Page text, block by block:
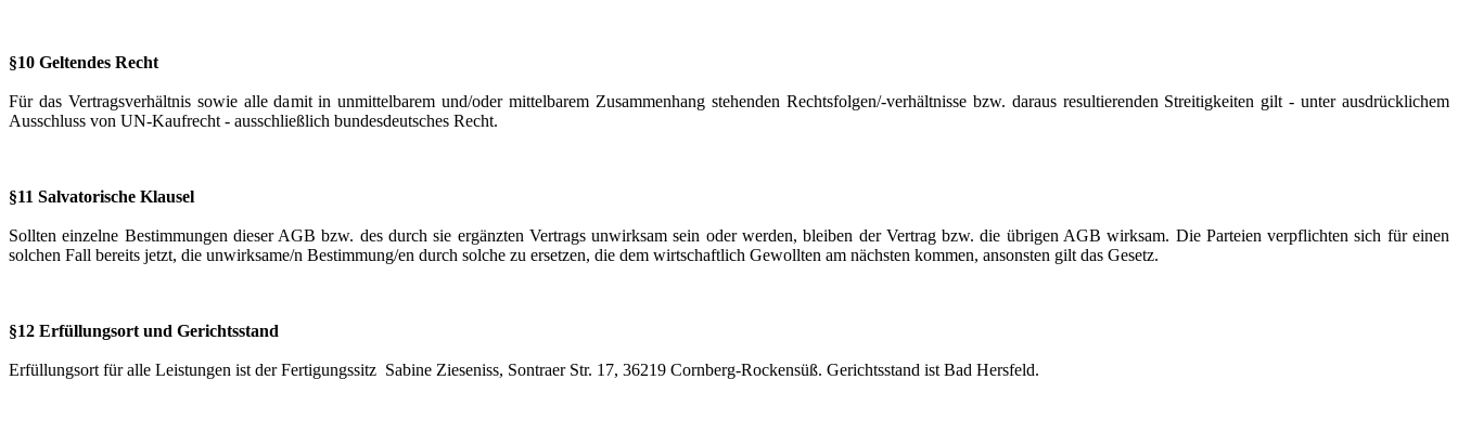
§10 Geltendes Recht
Für das Vertragsverhältnis sowie alle damit in unmittelbarem und/oder mittelbarem Zusammenhang stehenden Rechtsfolgen/-verhältnisse bzw. daraus resultierenden Streitigkeiten gilt - unter ausdrücklichem
Ausschluss von UN-Kaufrecht - ausschließlich bundesdeutsches Recht.
§11 Salvatorische Klausel
Sollten einzelne Bestimmungen dieser AGB bzw. des durch sie ergänzten Vertrags unwirksam sein oder werden, bleiben der Vertrag bzw. die übrigen AGB wirksam. Die Parteien verpflichten sich für einen
solchen Fall bereits jetzt, die unwirksame/n Bestimmung/en durch solche zu ersetzen, die dem wirtschaftlich Gewollten am nächsten kommen, ansonsten gilt das Gesetz.
§12 Erfüllungsort und Gerichtsstand
Erfüllungsort für alle Leistungen ist der Fertigungssitz Sabine Zieseniss, Sontraer Str. 17, 36219 Cornberg-Rockensüß. Gerichtsstand ist Bad Hersfeld.